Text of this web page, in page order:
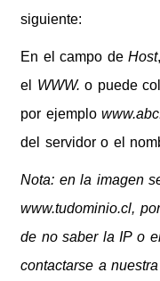
siguiente:
En el campo deHost
el WWW. o puede
por ejemplo
del servidor o el
Nota: en la imagen
www.tudominio.cl,
de no saber la IP o
contactarse a